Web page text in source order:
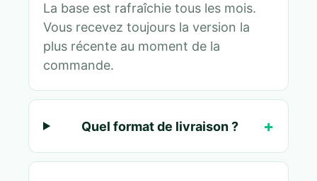
La base est rafraîchie tous les mois.
Vous recevez toujours la version la
plus récente au moment de la
commande.
Quel format de livraison ?